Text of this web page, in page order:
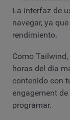
La interfaz de
navegar, ya
rendimiento.
Como
horas del día
contenido con
engagement
programar.